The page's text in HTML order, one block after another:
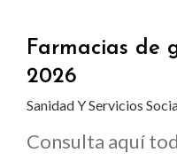
Farmacias de
2026
Sanidad Y Servicios
Consulta aquí